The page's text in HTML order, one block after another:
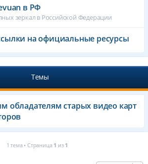
в РФ
зеркал в Российской Федерации
на официальные ресурсы
Темы
обладателям старых видео карт
1 тема • Страница 1 из 1